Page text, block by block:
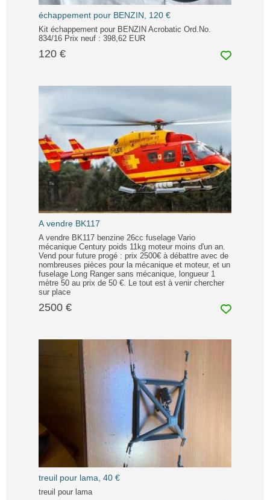
échappement pour BENZIN, 120 €
Kit échappement pour BENZIN Acrobatic Ord.No.
834/16 Prix neuf : 398,62 EUR
120 €
A vendre BK117
A vendre BK117 benzine 26cc fuselage Vario
mécanique Century poids 11kg moteur moins d'un an.
Vend pour future progé : prix 2500€ à débattre avec de
nombreuses pièces pour la mécanique et moteur, et un
fuselage Long Ranger sans mécanique, longueur 1
mètre 50 au prix de 50 €. Le tout est à venir chercher
sur place
2500 €
treuil pour lama, 40 €
treuil pour lama